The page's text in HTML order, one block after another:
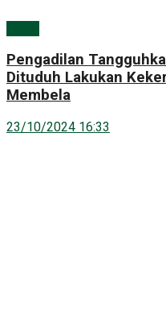
Pengadilan
Dituduh Lakukan
Membela
23/10/2024 16:33